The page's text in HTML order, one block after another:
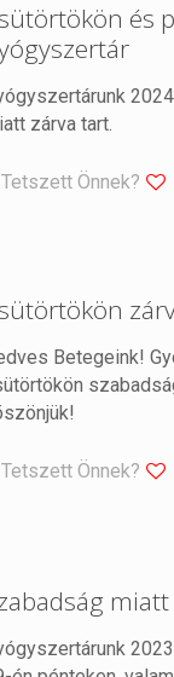
és
zárva tart.
Tetszett Önnek?
Betegeink!
Tetszett Önnek?